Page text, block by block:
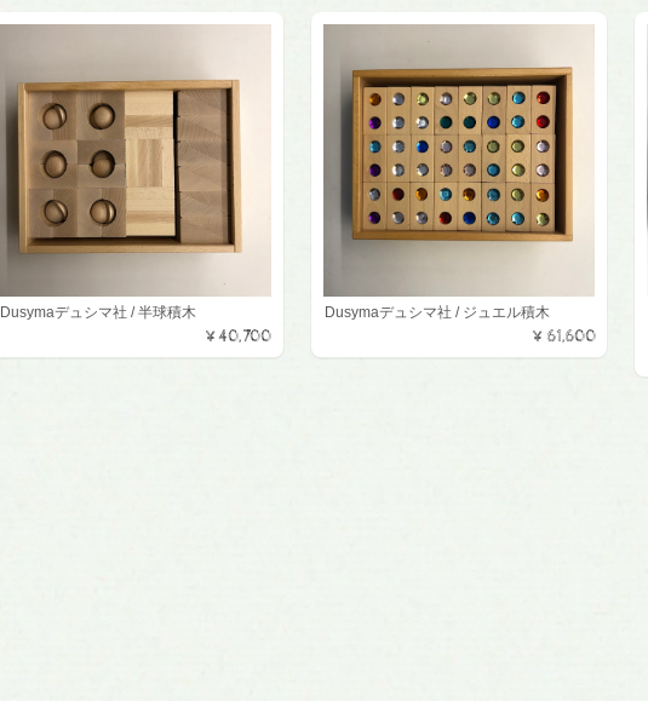
Dusymaデュシマ社 / 半球積木
¥40,700
Dusymaデュシマ社 / ジュエル積木
¥61,600